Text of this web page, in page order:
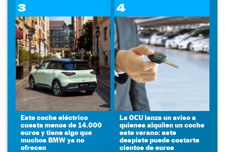
3
Este coche eléctrico
cuesta menos de 14.000
euros y tiene algo que
muchos BMW ya no
ofrecen
4
La OCU lanza un aviso a
quienes alquilen un coche
este verano: este
despiste puede costarte
cientos de euros